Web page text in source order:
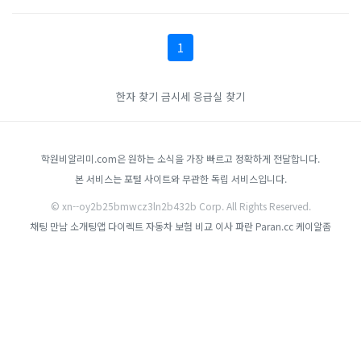
1
한자 찾기 금시세 응급실 찾기
학원비알리미.com은 원하는 소식을 가장 빠르고 정확하게 전달합니다.
본 서비스는 포털 사이트와 무관한 독립 서비스입니다.
© xn--oy2b25bmwcz3ln2b432b Corp. All Rights Reserved.
채팅 만남 소개팅앱 다이렉트 자동차 보험 비교 이사파란 Paran.cc케이알좀